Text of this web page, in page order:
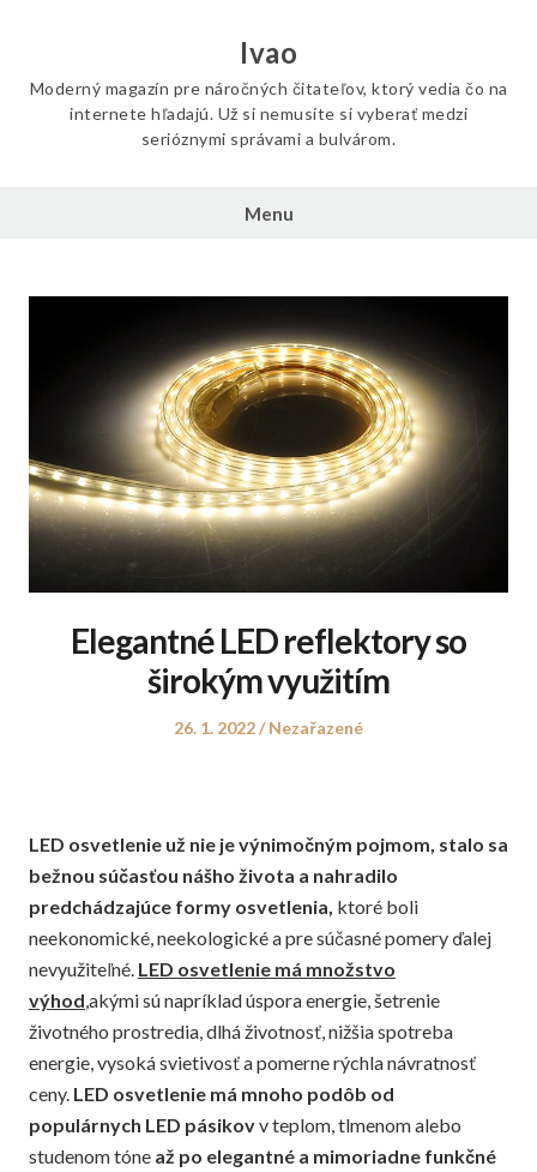
Ivao
Moderný magazín pre náročných čitateľov, ktorý vedia čo na
internete hľadajú. Už si nemusíte si vyberať medzi
serióznymi správami a bulvárom.
Menu
Elegantné LED reflektory so
širokým využitím
Posted
26. 1. 2022
Posted
Nezařazené
LED osvetlenie už nie je výnimočným pojmom, stalo sa
bežnou súčasťou nášho života a nahradilo
predchádzajúce formy osvetlenia, ktoré boli
neekonomické, neekologické a pre súčasné pomery ďalej
nevyužiteľné. LED osvetlenie má množstvo
výhod,akými sú napríklad úspora energie, šetrenie
životného prostredia, dlhá životnosť, nižšia spotreba
energie, vysoká svietivosť a pomerne rýchla návratnosť
ceny. LED osvetlenie má mnoho podôb od
populárnych LED pásikovv teplom, tlmenom alebo
studenom tóne až po elegantné a mimoriadne funkčné